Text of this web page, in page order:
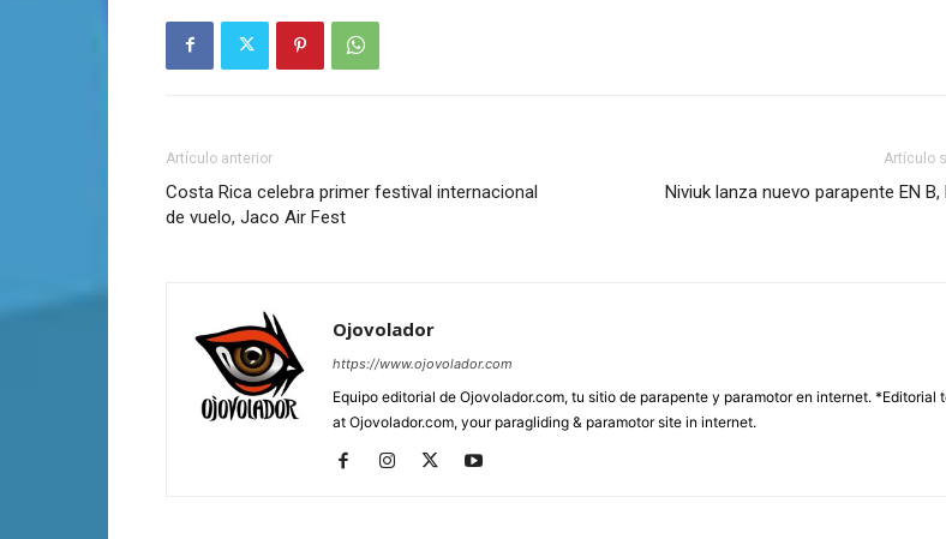
Artículo anterior
Costa Rica celebra primer festival internacional
de vuelo, Jaco Air Fest
Artículo
Niviuk lanza nuevo parapente EN
Ojovolador
https://www.ojovolador.com
Equipo editorial de Ojovolador.com, tu sitio de parapente y paramotor en internet. *Editorial
at Ojovolador.com, your paragliding & paramotor site in internet.